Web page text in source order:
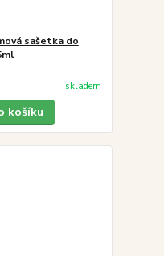
sašetka do
skladem
košíku